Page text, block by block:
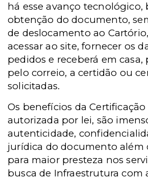
há esse avanço tecnológico,
obtenção do documento,
de deslocamento ao
acessar ao site, fornecer os
pedidos e receberá em
pelo correio, a certidão ou
solicitadas.
Os benefícios da
autorizada por lei, são
autenticidade,
jurídica do documento além
para maior presteza nos
busca de Infraestrutura com